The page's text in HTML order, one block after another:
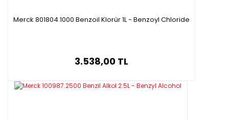
Merck 801804.1000 Benzoil Klorür 1L - Benzoyl Chloride
3.538,00 TL